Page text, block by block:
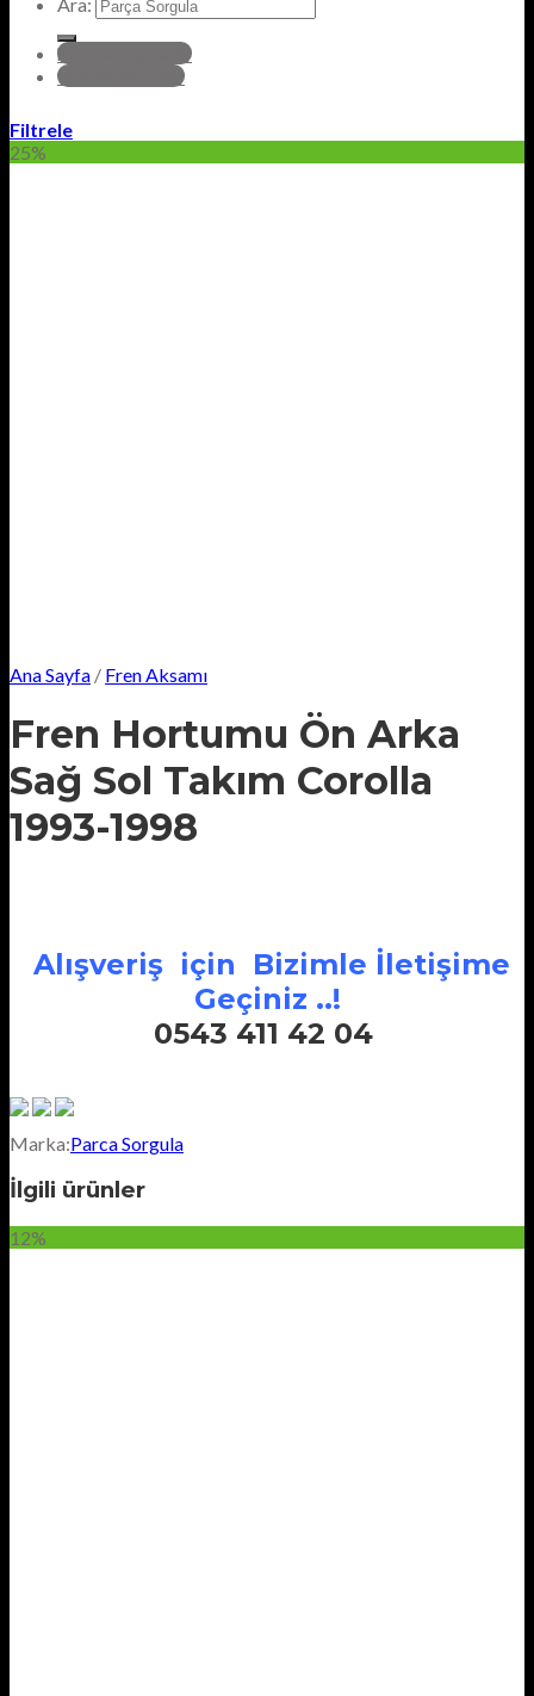
hyundai Parçalar
Honda Parçalar
Filtrele
25%
Ana Sayfa / Fren Aksamı
Fren Hortumu Ön Arka
Sağ Sol Takım Corolla
1993-1998
Alışveriş için Bizimle İletişime
Geçiniz ..!
0543 411 42 04
Marka:Parca Sorgula
İlgili ürünler
12%